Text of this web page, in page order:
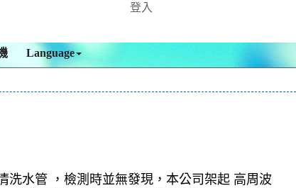
登入
Language
洗水管 ，檢測時並無發現，本公司架起 高周波